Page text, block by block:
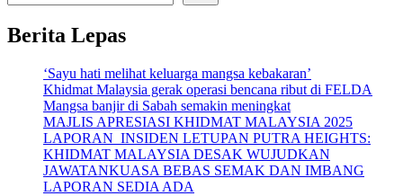
Berita Lepas
‘Sayu hati melihat keluarga mangsa kebakaran’
Khidmat Malaysia gerak operasi bencana ribut di FELDA
Mangsa banjir di Sabah semakin meningkat
MAJLIS APRESIASI KHIDMAT MALAYSIA 2025
LAPORAN INSIDEN LETUPAN PUTRA HEIGHTS:
KHIDMAT MALAYSIA DESAK WUJUDKAN
JAWATANKUASA BEBAS SEMAK DAN IMBANG
LAPORAN SEDIA ADA